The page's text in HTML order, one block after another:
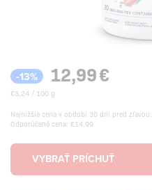
-13% 12,99€
€3,24 / 100 g
Najnižšia cena v období 30 dní pred zľavou:
Odporúčaná cena: €14,99